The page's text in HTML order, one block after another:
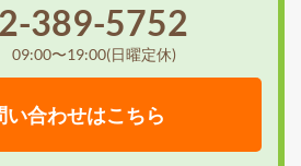
389-5752
〜19:00(日曜定休)
い合わせはこちら